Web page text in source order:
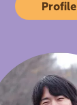
Profile